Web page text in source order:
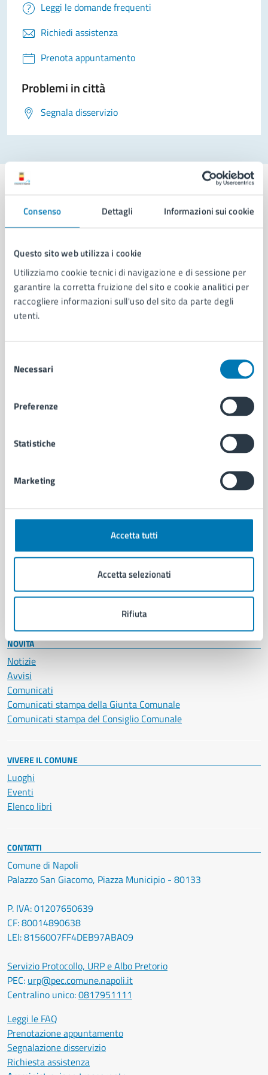
Consenso Dettagli Informazioni sui cookie
Questo sito web utilizza i cookie
Utilizziamo cookie tecnici di navigazione e di sessione per
garantire la corretta fruizione del sito e cookie analitici per
raccogliere informazioni sull'uso del sito da parte degli
utenti.
delNecessari
Preferenze
Statistiche
Marketing
Accetta tutti
Accetta selezionati
Rifiuta
Leggi le domande frequenti
Richiedi assistenza
Prenota appuntamento
Problemi in città
Segnala disservizio
Comune di Napoli
AMMINISTRAZIONE
Aree amministrative
Organi di governo
Municipalità
Personale amministrativo
Intranet, posta aziendale e protocollo
CATEGORIE DI SERVIZIO
Autorizzazioni
Documenti e certificati
Imprese e commercio
Salute, benessere e assistenza
Servizi Cimiteriali
Vita lavorativa
NOVITÀ
Notizie
Avvisi
Comunicati
Comunicati stampa della Giunta Comunale
Comunicati stampa del Consiglio Comunale
VIVERE IL COMUNE
Luoghi
Eventi
Elenco libri
CONTATTI
Comune di Napoli
Palazzo San Giacomo, Piazza Municipio - 80133
P. IVA: 01207650639
CF: 80014890638
LEI: 8156007FF4DEB97ABA09
Servizio Protocollo, URP e Albo Pretorio
PEC: urp@pec.comune.napoli.it
Centralino unico:0817951111
Leggi le FAQ
Prenotazione appuntamento
Segnalazione disservizio
Richiesta assistenza